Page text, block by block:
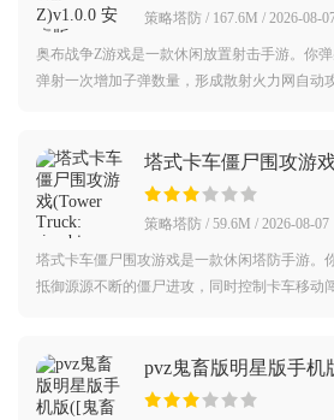
策略塔防 / 167.6M / 2026-08-
奥布战争Z游戏是一款休闲放置射击手游。你
弹射一次增加子弹数量，形成散射火力网自动
塔式卡车僵尸围攻游
Zombie Siege)v1.13 安
策略塔防 / 59.6M / 2026-08-07
塔式卡车僵尸围攻游戏是一款休闲塔防手游。
抵御源源不断的僵尸进攻，同时控制卡车移动
pvz鬼畜版明星版手机
星]PVZ)v114.514 安卓